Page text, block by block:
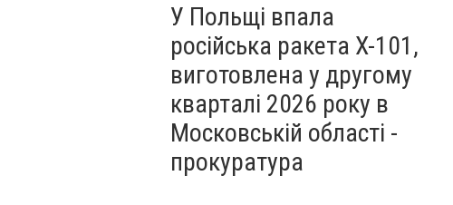
У Польщі впала
російська ракета X-101,
виготовлена у другому
кварталі 2026 року в
Московській області -
прокуратура